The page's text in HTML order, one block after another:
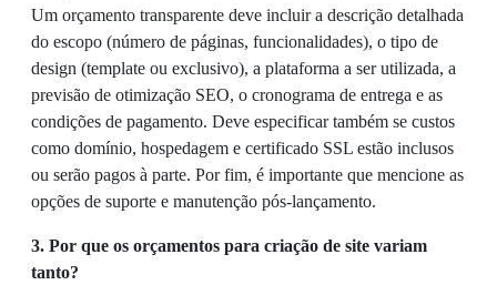
Um orçamento transparente deve incluir a descrição detalhada
do escopo (número de páginas, funcionalidades), o tipo de
design (template ou exclusivo), a plataforma a ser utilizada, a
previsão de otimização SEO, o cronograma de entrega e as
condições de pagamento. Deve especificar também se custos
como domínio, hospedagem e certificado SSL estão inclusos
ou serão pagos à parte. Por fim, é importante que mencione as
opções de suporte e manutenção pós-lançamento.
3. Por que os orçamentos para criação de site variam
tanto?